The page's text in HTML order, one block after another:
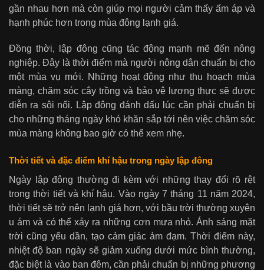
gần nhau hơn mà còn giúp mọi người cảm thấy ấm áp và
hạnh phúc hơn trong mùa đông lạnh giá.
Đồng thời, lập đông cũng tác động mạnh mẽ đến nông
nghiệp. Đây là thời điểm mà người nông dân chuẩn bị cho
một mùa vụ mới. Những hoạt động như thu hoạch mùa
màng, chăm sóc cây trồng và bảo vệ lương thực sẽ được
diễn ra sôi nổi. Lập đông đánh dấu lúc cần phải chuẩn bị
cho những tháng ngày khó khăn sắp tới nên việc chăm sóc
mùa màng không bao giờ có thể xem nhẹ.
Thời tiết và đặc điểm khí hậu trong ngày lập đông
Ngày lập đông thường đi kèm với những thay đổi rõ rệt
trong thời tiết và khí hậu. Vào ngày 7 tháng 11 năm 2024,
thời tiết sẽ trở nên lạnh giá hơn, với bầu trời thường xuyên
u ám và có thể xảy ra những cơn mưa nhỏ. Ánh sáng mặt
trời cũng yếu dần, tạo cảm giác ảm đạm. Thời điểm này,
nhiệt độ ban ngày sẽ giảm xuống dưới mức bình thường,
đặc biệt là vào ban đêm, cần phải chuẩn bị những phương